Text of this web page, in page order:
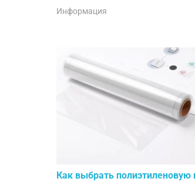
Информация
Как выбрать полиэтиленовую